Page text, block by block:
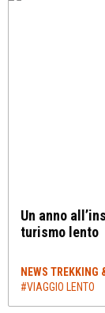
Un anno
turismo lento
NEWS TREKKING
#VIAGGIO LENTO